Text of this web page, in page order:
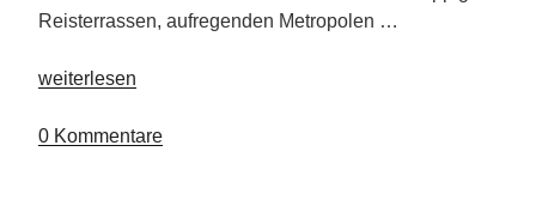
Reisterrassen, aufregenden Metropolen …
„CMT
–
weiterlesen
0 Kommentare